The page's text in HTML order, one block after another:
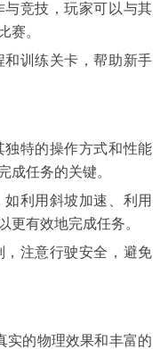
竞技，玩家可以与其
赛。
和训练关卡，帮助新手
独特的操作方式和性能
成任务的关键。
利用斜坡加速、利用
更有效地完成任务。
注意行驶安全，避免
实的物理效果和丰富的